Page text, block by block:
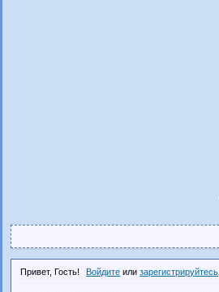
Привет, Гость! Войдите илизарегистрируйтесь